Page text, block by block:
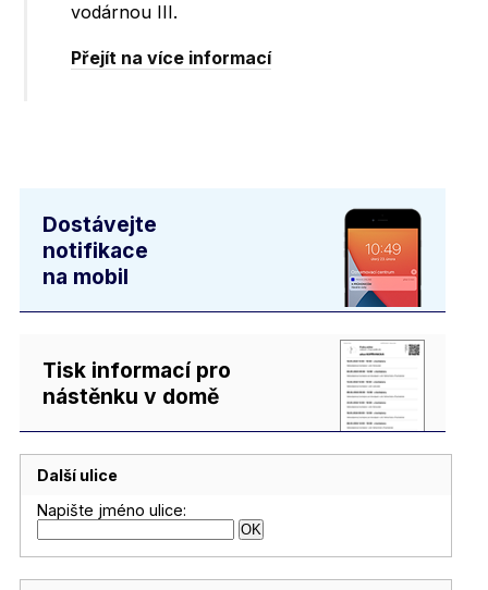
vodárnou III.
Přejít na více informací
Dostávejte
notifikace
na mobil
Tisk informací pro
nástěnku v domě
Další ulice
Napište jméno ulice: